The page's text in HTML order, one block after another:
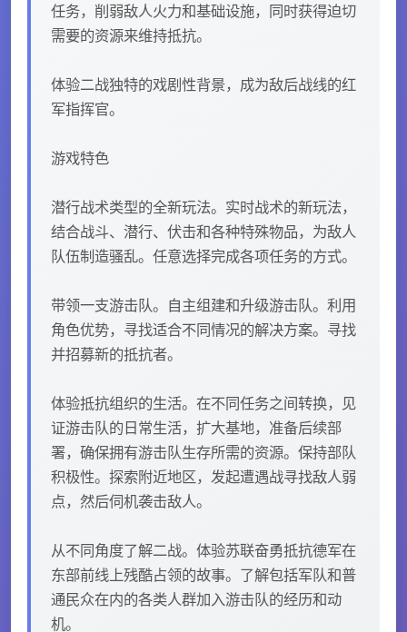
任务，削弱敌人火力和基础设施，同时获得迫切
需要的资源来维持抵抗。
体验二战独特的戏剧性背景，成为敌后战线的红
军指挥官。
游戏特色
潜行战术类型的全新玩法。实时战术的新玩法，
结合战斗、潜行、伏击和各种特殊物品，为敌人
队伍制造骚乱。任意选择完成各项任务的方式。
带领一支游击队。自主组建和升级游击队。利用
角色优势，寻找适合不同情况的解决方案。寻找
并招募新的抵抗者。
体验抵抗组织的生活。在不同任务之间转换，见
证游击队的日常生活，扩大基地，准备后续部
署，确保拥有游击队生存所需的资源。保持部队
积极性。探索附近地区，发起遭遇战寻找敌人弱
点，然后伺机袭击敌人。
从不同角度了解二战。体验苏联奋勇抵抗德军在
东部前线上残酷占领的故事。了解包括军队和普
通民众在内的各类人群加入游击队的经历和动
机。